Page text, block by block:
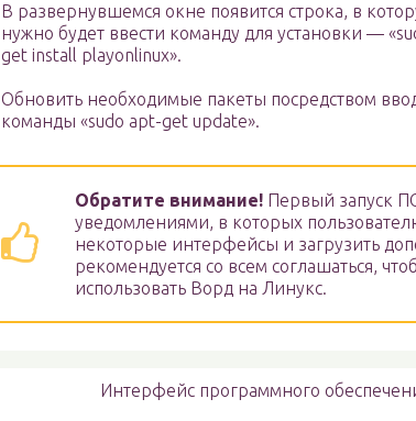
В развернувшемся окне появится строка, в
нужно будет ввести команду для установки —
get install playonlinux».
Обновить необходимые пакеты посредством
команды «sudo apt-get update».
Обратите внимание! Первый запуск
уведомлениями, в которых
некоторые интерфейсы и загрузить
рекомендуется со всем соглашаться,
использовать Ворд на Линукс.
Интерфейс программного